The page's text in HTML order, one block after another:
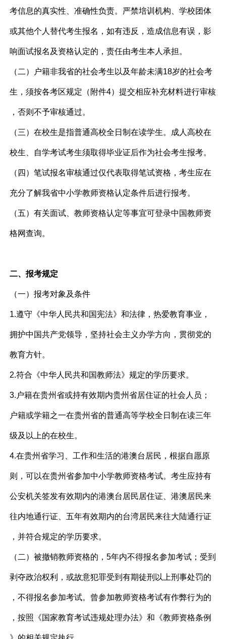
考信息的真实性、准确性负责。严禁培训机构、学校团体
或其他个人替代考生报名，如有违反，造成信息有误，影
响面试报名及资格认定的，责任由考生本人承担。
（二）户籍非我省的社会考生以及年龄未满18岁的社会考
生，须按各考区规定（附件4）提交相应补充材料进行审核
，否则不予审核通过。
（三）在校生是指普通高校全日制在读学生。成人高校在
校生、自学考试考生须取得毕业证后作为社会考生报考。
（四）笔试报名审核通过仅代表取得笔试资格，考生应在
充分了解我省中小学教师资格认定条件后进行报考。
（五）有关面试、教师资格认定等事宜可登录中国教师资
格网查询。
二、报考规定
（一）报考对象及条件
1.遵守《中华人民共和国宪法》和法律，热爱教育事业，
拥护中国共产党领导，坚持社会主义办学方向，贯彻党的
教育方针。
2.符合《中华人民共和国教师法》规定的学历要求。
3.户籍在贵州省或持有效期内贵州省居住证的社会人员；
户籍或学籍之一在贵州省的普通高等学校全日制在读三年
级及以上的在校生。
4.在贵州省学习、工作和生活的港澳台居民，根据自愿原
则，可以在贵州省参加中小学教师资格考试。考生应持有
公安机关签发有效期内的港澳台居民居住证、港澳居民来
往内地通行证、五年有效期内的台湾居民来往大陆通行证
，并符合规定的学历要求。
（二）被撤销教师资格的，5年内不得报名参加考试；受到
剥夺政治权利，或故意犯罪受到有期徒刑以上刑事处罚的
，不得报名参加考试。曾参加教师资格考试有作弊行为的
，按照《国家教育考试违规处理办法》和《教师资格条例